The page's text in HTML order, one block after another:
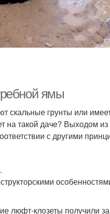
ямы
скальные грунты или
на такой даче? Выходом из
с другими
люфт-клозеты получили